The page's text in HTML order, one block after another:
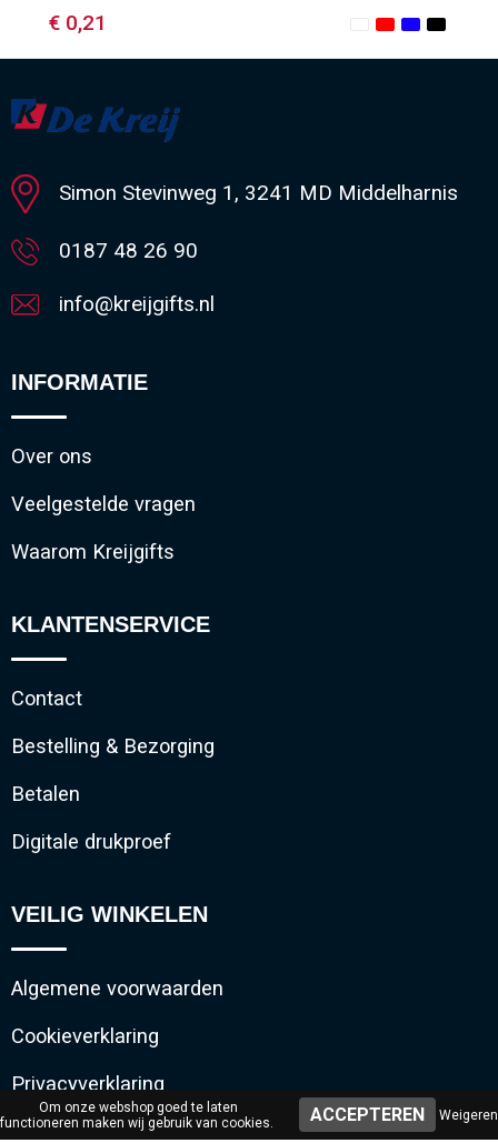
€ 0,21
Minimale afname: 1
Simon Stevinweg 1, 3241 MD Middelharnis
0187 48 26 90
info@kreijgifts.nl
INFORMATIE
Over ons
Veelgestelde vragen
Waarom Kreijgifts
KLANTENSERVICE
Contact
Bestelling & Bezorging
Betalen
Digitale drukproef
VEILIG WINKELEN
Algemene voorwaarden
Cookieverklaring
Privacyverklaring
Disclaimer
Om onze webshop goed te laten
functioneren maken wij gebruik van cookies.
Weigeren